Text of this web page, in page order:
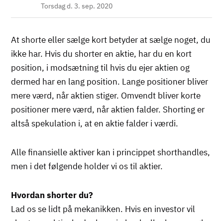
Torsdag d. 3. sep. 2020
At shorte eller sælge kort betyder at sælge noget, du
ikke har. Hvis du shorter en aktie, har du en kort
position, i modsætning til hvis du ejer aktien og
dermed har en lang position. Lange positioner bliver
mere værd, når aktien stiger. Omvendt bliver korte
positioner mere værd, når aktien falder. Shorting er
altså spekulation i, at en aktie falder i værdi.
Alle finansielle aktiver kan i princippet shorthandles,
men i det følgende holder vi os til aktier.
Hvordan shorter du?
Lad os se lidt på mekanikken. Hvis en investor vil